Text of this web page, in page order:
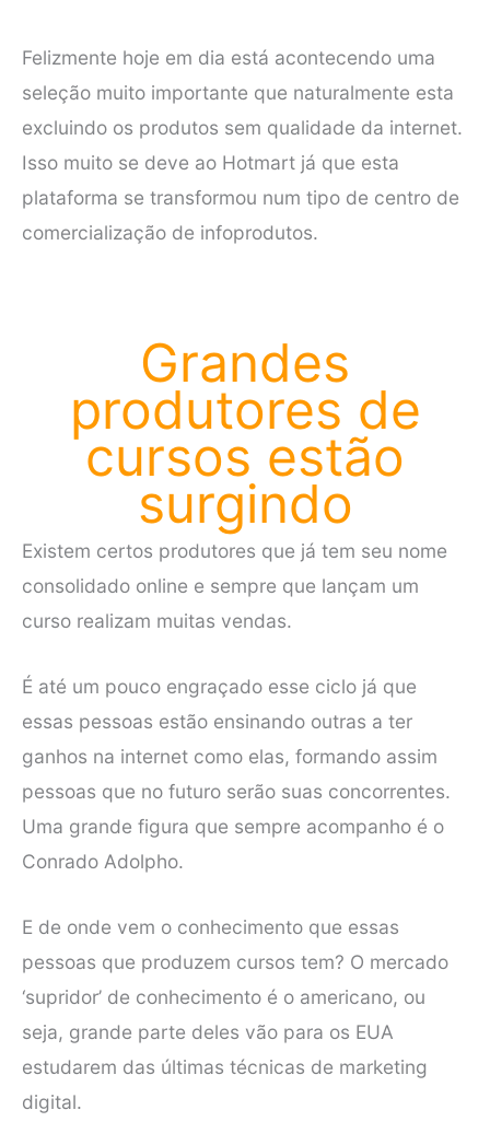
Felizmente hoje em dia está acontecendo uma
seleção muito importante que naturalmente esta
excluindo os produtos sem qualidade da internet.
Isso muito se deve ao Hotmart já que esta
plataforma se transformou num tipo de centro de
comercialização de infoprodutos.
Grandes
produtores de
cursos estão
surgindo
Existem certos produtores que já tem seu nome
consolidado online e sempre que lançam um
curso realizam muitas vendas.
É até um pouco engraçado esse ciclo já que
essas pessoas estão ensinando outras a ter
ganhos na internet como elas, formando assim
pessoas que no futuro serão suas concorrentes.
Uma grande figura que sempre acompanho é o
Conrado Adolpho.
E de onde vem o conhecimento que essas
pessoas que produzem cursos tem? O mercado
‘supridor’ de conhecimento é o americano, ou
seja, grande parte deles vão para os EUA
estudarem das últimas técnicas de marketing
digital.